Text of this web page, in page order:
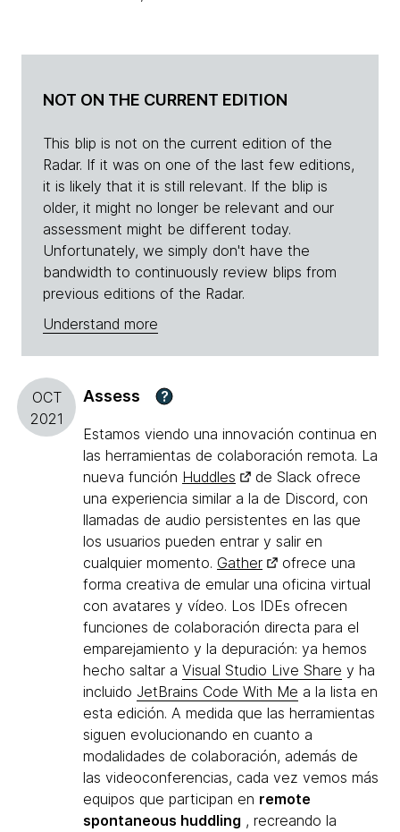
NOT ON THE CURRENT EDITION
This blip is not on the current edition of the
Radar. If it was on one of the last few editions,
it is likely that it is still relevant. If the blip is
older, it might no longer be relevant and our
assessment might be different today.
Unfortunately, we simply don't have the
bandwidth to continuously review blips from
previous editions of the Radar.
Understand more
OCT
2021
Assess ?
Estamos viendo una innovación continua en
las herramientas de colaboración remota. La
nueva función Huddles
de Slack ofrece
una experiencia similar a la de Discord, con
llamadas de audio persistentes en las que
los usuarios pueden entrar y salir en
cualquier momento. Gather
ofrece una
forma creativa de emular una oficina virtual
con avatares y vídeo. Los IDEs ofrecen
funciones de colaboración directa para el
emparejamiento y la depuración: ya hemos
hecho saltar a Visual Studio Live Share y ha
incluido JetBrains Code With Me a la lista en
esta edición. A medida que las herramientas
siguen evolucionando en cuanto a
modalidades de colaboración, además de
las videoconferencias, cada vez vemos más
equipos que participan en remote
spontaneous huddling , recreando la